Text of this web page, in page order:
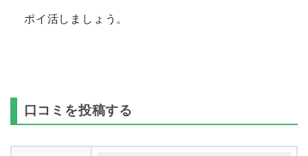
ポイ活しましょう。
口コミを投稿する